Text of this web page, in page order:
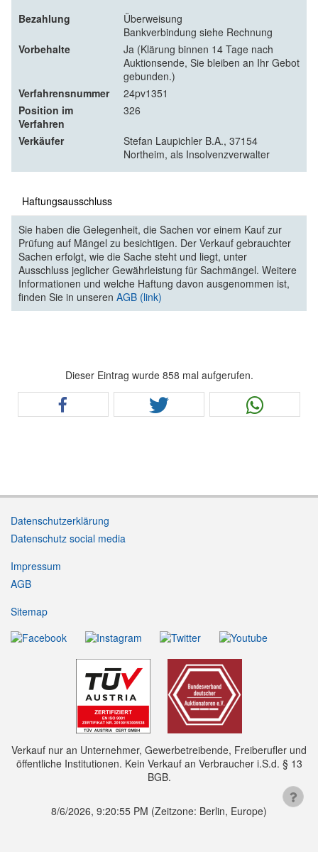
Bezahlung
Überweisung
Bankverbindung siehe Rechnung
Vorbehalte
Ja (Klärung binnen 14 Tage nach
Auktionsende, Sie bleiben an Ihr Gebot
gebunden.)
Verfahrensnummer
24pv1351
Position im
Verfahren
326
Verkäufer
Stefan Laupichler B.A., 37154
Northeim, als Insolvenzverwalter
Haftungsausschluss
Sie haben die Gelegenheit, die Sachen vor einem Kauf zur
Prüfung auf Mängel zu besichtigen. Der Verkauf gebrauchter
Sachen erfolgt, wie die Sache steht und liegt, unter
Ausschluss jeglicher Gewährleistung für Sachmängel. Weitere
Informationen und welche Haftung davon ausgenommen ist,
finden Sie in unseren AGB (link)
Dieser Eintrag wurde 858 mal aufgerufen.
Datenschutzerklärung
Datenschutz social media
Impressum
AGB
Sitemap
Verkauf nur an Unternehmer, Gewerbetreibende, Freiberufler und
öffentliche Institutionen. Kein Verkauf an Verbraucher i.S.d. § 13
BGB.
8/6/2026, 9:20:56 PM (Zeitzone: Berlin, Europe)